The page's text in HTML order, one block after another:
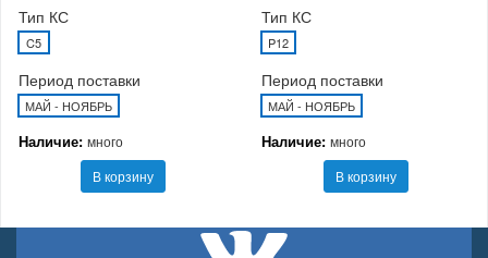
Тип КС
C5
Период поставки
МАЙ - НОЯБРЬ
Наличие: много
В корзину
Тип КС
P12
Период поставки
МАЙ - НОЯБРЬ
Наличие: много
В корзину